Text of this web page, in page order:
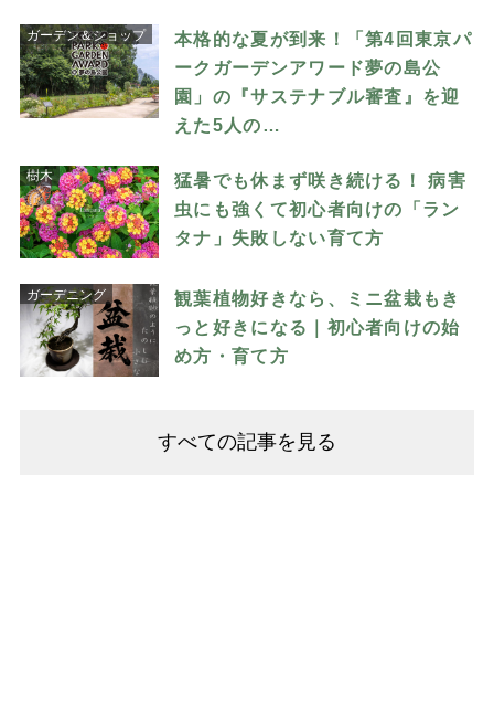
ガーデン＆ショップ
本格的な夏が到来！「第4回東京パ
ークガーデンアワード夢の島公
園」の『サステナブル審査』を迎
えた5人の…
樹木
猛暑でも休まず咲き続ける！ 病害
虫にも強くて初心者向けの「ラン
タナ」失敗しない育て方
ガーデニング
観葉植物好きなら、ミニ盆栽もき
っと好きになる｜初心者向けの始
め方・育て方
すべての記事を見る